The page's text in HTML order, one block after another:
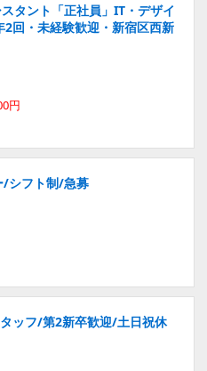
タント「正社員」IT・デザイ
回・未経験歓迎・新宿区西新
円
/シフト制/急募
ッフ/第2新卒歓迎/土日祝休